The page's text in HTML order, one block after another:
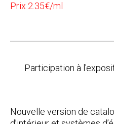
Prix 2.35€/ml
navigation
Participation à
Nouvelle version de